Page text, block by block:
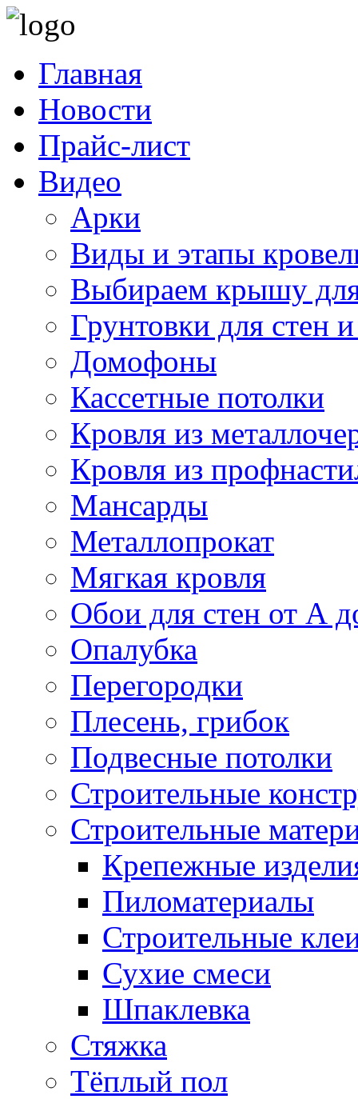
Главная
Новости
Прайс-лист
Видео
Арки
Виды и этапы
Выбираем крышу
Грунтовки для стен
Домофоны
Кассетные потолки
Кровля из
Кровля из
Мансарды
Металлопрокат
Мягкая кровля
Обои для стен от А
Опалубка
Перегородки
Плесень, грибок
Подвесные потолки
Строительные
Строительные
Крепежные
Пиломатериалы
Строительные
Сухие смеси
Шпаклевка
Стяжка
Тёплый пол